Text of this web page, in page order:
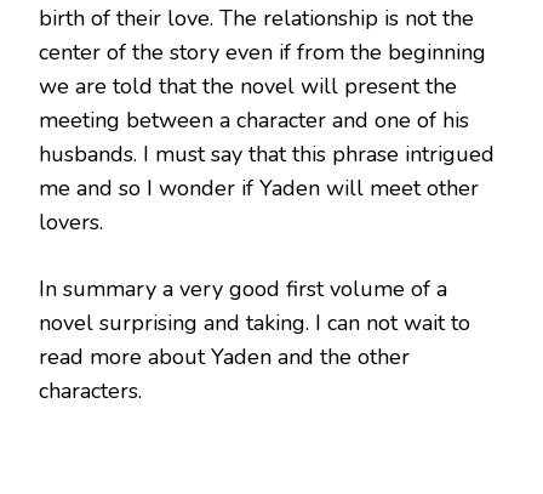
birth of their love. The relationship is not the
center of the story even if from the beginning
we are told that the novel will present the
meeting between a character and one of his
husbands. I must say that this phrase intrigued
me and so I wonder if Yaden will meet other
lovers.
In summary a very good first volume of a
novel surprising and taking. I can not wait to
read more about Yaden and the other
characters.